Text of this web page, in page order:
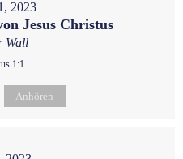
2023
Jesus Christus
Wall
1:1
Anhören